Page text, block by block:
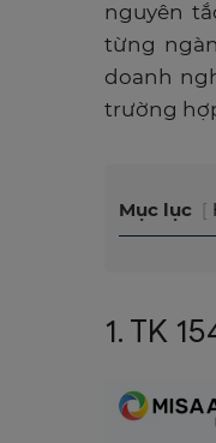
nguyên
từng
doanh
trường
Mục lục
1. TK